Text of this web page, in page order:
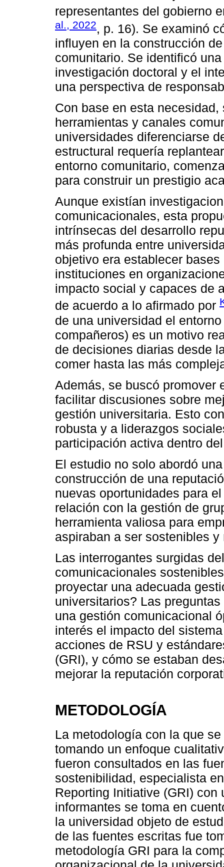
representantes del gobierno
al., 2022, p. 16). Se examinó
influyen en la construcción
comunitario. Se identificó
investigación doctoral y el
una perspectiva de
Con base en esta
herramientas y canales
universidades diferenciarse
estructural requería
entorno comunitario,
para construir un prestigio
Aunque existían
comunicacionales, esta
intrínsecas del desarrollo
más profunda entre
objetivo era establecer
instituciones en
impacto social y capaces de
de acuerdo a lo afirmado por
de una universidad el
compañeros) es un motivo
de decisiones diarias desde
comer hasta las más
Además, se buscó promover
facilitar discusiones sobre
gestión universitaria. Esto
robusta y a liderazgos
participación activa dentro
El estudio no solo abordó
construcción de una
nuevas oportunidades para
relación con la gestión de
herramienta valiosa para
aspiraban a ser sostenibles
Las interrogantes surgidas
comunicacionales
proyectar una adecuada
universitarios? Las
una gestión comunicacional
interés el impacto del
acciones de RSU y
(GRI), y cómo se estaban
mejorar la reputación
METODOLOGÍA
La metodología con la que
tomando un enfoque
fueron consultados en las
sostenibilidad, especialista
Reporting Initiative (GRI)
informantes se toma en
la universidad objeto de
de las fuentes escritas fue
metodología GRI para la